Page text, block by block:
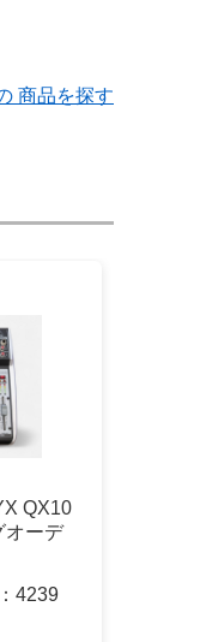
商品を探す
QX10
オーデ
4239